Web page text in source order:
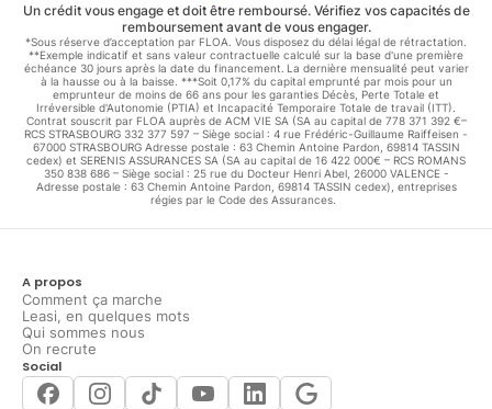
Un crédit vous engage et doit être remboursé. Vérifiez vos capacités de
remboursement avant de vous engager.
*Sous réserve d’acceptation par FLOA. Vous disposez du délai légal de rétractation.
**Exemple indicatif et sans valeur contractuelle calculé sur la base d'une première
échéance 30 jours après la date du financement. La dernière mensualité peut varier
à la hausse ou à la baisse. ***Soit 0,17% du capital emprunté par mois pour un
emprunteur de moins de 66 ans pour les garanties Décès, Perte Totale et
Irréversible d'Autonomie (PTIA) et Incapacité Temporaire Totale de travail (ITT).
Contrat souscrit par FLOA auprès de ACM VIE SA (SA au capital de 778 371 392 €–
RCS STRASBOURG 332 377 597 – Siège social : 4 rue Frédéric-Guillaume Raiffeisen -
67000 STRASBOURG Adresse postale : 63 Chemin Antoine Pardon, 69814 TASSIN
cedex) et SERENIS ASSURANCES SA (SA au capital de 16 422 000€ – RCS ROMANS
350 838 686 – Siège social : 25 rue du Docteur Henri Abel, 26000 VALENCE -
Adresse postale : 63 Chemin Antoine Pardon, 69814 TASSIN cedex), entreprises
régies par le Code des Assurances.
A propos
Comment ça marche
Leasi, en quelques mots
Qui sommes nous
On recrute
Social